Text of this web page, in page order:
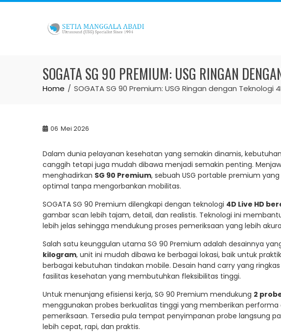
Skip
SOGATA SG 90 PREMIUM: USG RINGAN
Home SOGATA SG 90 Premium: USG Ringan dengan Teknologi
06 Mei 2026
Dalam dunia pelayanan kesehatan yang semakin dinamis,
canggih tetapi juga mudah dibawa menjadi semakin penting.
menghadirkan SG 90 Premium, sebuah USG portable premium
optimal tanpa mengorbankan mobilitas.
SOGATA SG 90 Premium dilengkapi dengan teknologi 4D Live HD
gambar scan lebih tajam, detail, dan realistis. Teknologi ini
lebih jelas sehingga mendukung proses pemeriksaan yang lebih
Salah satu keunggulan utama SG 90 Premium adalah desainnya
kilogram, unit ini mudah dibawa ke berbagai lokasi, baik untuk
berbagai kebutuhan tindakan mobile. Desain hand carry yang
fasilitas kesehatan yang membutuhkan fleksibilitas tinggi.
Untuk menunjang efisiensi kerja, SG 90 Premium mendukung 2
menggunakan probes berkualitas tinggi yang memberikan
pemeriksaan. Tersedia pula tempat penyimpanan probe langsung
lebih cepat, rapi, dan praktis.